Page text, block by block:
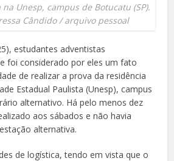
Unesp, campus de Botucatu (SP).
Cândido / arquivo pessoal
estudantes adventistas
foi considerado por eles um fato
de realizar a prova da residência
Estadual Paulista (Unesp), campus
alternativo. Há pelo menos dez
aos sábados e não havia
alternativa.
de logística, tendo em vista que o